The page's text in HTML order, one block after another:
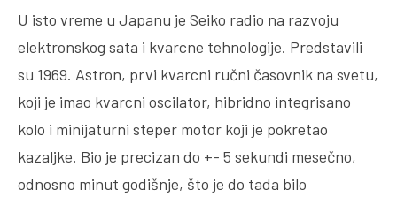
U isto vreme u Japanu je Seiko radio na razvoju
elektronskog sata i kvarcne tehnologije. Predstavili
su 1969. Astron, prvi kvarcni ručni časovnik na svetu,
koji je imao kvarcni oscilator, hibridno integrisano
kolo i minijaturni steper motor koji je pokretao
kazaljke. Bio je precizan do +- 5 sekundi mesečno,
odnosno minut godišnje, što je do tada bilo